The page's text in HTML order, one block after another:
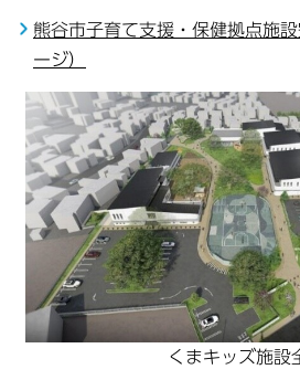
熊谷市子育て支援・保健拠点施
ージ）
くまキッズ施設